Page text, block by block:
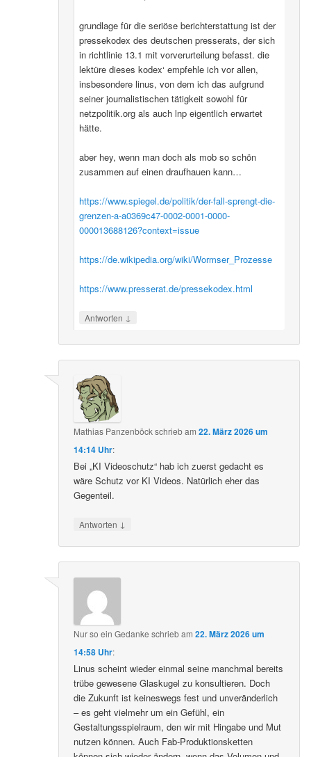
grundlage für die seriöse berichterstattung ist der
pressekodex des deutschen presserats, der sich
in richtlinie 13.1 mit vorverurteilung befasst. die
lektüre dieses kodex‘ empfehle ich vor allen,
insbesondere linus, von dem ich das aufgrund
seiner journalistischen tätigkeit sowohl für
netzpolitik.org als auch lnp eigentlich erwartet
hätte.
aber hey, wenn man doch als mob so schön
zusammen auf einen draufhauen kann…
https://www.spiegel.de/politik/der-fall-sprengt-die-
grenzen-a-a0369c47-0002-0001-0000-
000013688126?context=issue
https://de.wikipedia.org/wiki/Wormser_Prozesse
https://www.presserat.de/pressekodex.html
Antworten ↓
Mathias Panzenböckschriebam22. März 2026 um
14:14 Uhr:
Bei „KI Videoschutz“ hab ich zuerst gedacht es
wäre Schutz vor KI Videos. Natürlich eher das
Gegenteil.
Antworten ↓
Nur so ein Gedanke schriebam22. März 2026 um
14:58 Uhr:
Linus scheint wieder einmal seine manchmal bereits
trübe gewesene Glaskugel zu konsultieren. Doch
die Zukunft ist keineswegs fest und unveränderlich
– es geht vielmehr um ein Gefühl, ein
Gestaltungsspielraum, den wir mit Hingabe und Mut
nutzen können. Auch Fab-Produktionsketten